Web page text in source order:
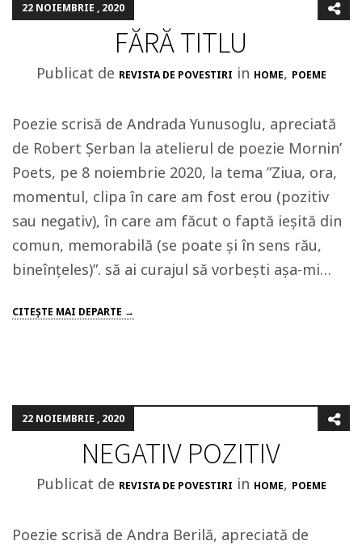
22 NOIEMBRIE , 2020
FĂRĂ TITLU
Publicat de REVISTA DE POVESTIRI in HOME, POEME
Poezie scrisă de Andrada Yunusoglu, apreciată
de Robert Șerban la atelierul de poezie Mornin’
Poets, pe 8 noiembrie 2020, la tema ”Ziua, ora,
momentul, clipa în care am fost erou (pozitiv
sau negativ), în care am făcut o faptă ieșită din
comun, memorabilă (se poate și în sens rău,
bineînțeles)”. să ai curajul să vorbești așa-mi…
CITEŞTE MAI DEPARTE →
22 NOIEMBRIE , 2020
NEGATIV POZITIV
Publicat de REVISTA DE POVESTIRI in HOME, POEME
Poezie scrisă de Andra Berilă, apreciată de